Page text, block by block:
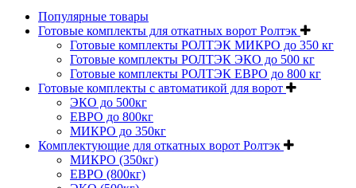
Популярные товары
Готовые комплекты для откатных ворот Ролтэк
Готовые комплекты РОЛТЭК МИКРО до 350 кг
Готовые комплекты РОЛТЭК ЭКО до 500 кг
Готовые комплекты РОЛТЭК ЕВРО до 800 кг
Готовые комплекты с автоматикой для ворот
ЭКО до 500кг
ЕВРО до 800кг
МИКРО до 350кг
Комплектующие для откатных ворот Ролтэк
МИКРО (350кг)
ЕВРО (800кг)